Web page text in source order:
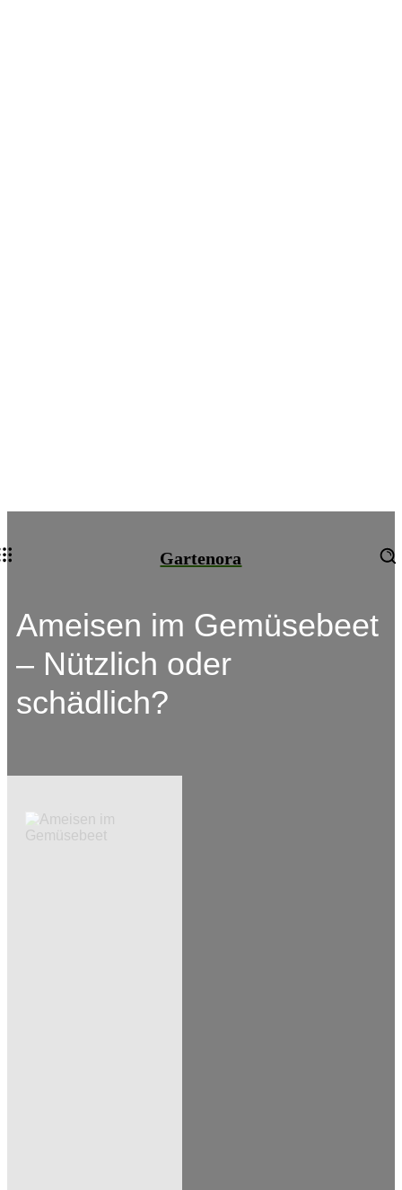
Gartenora
Ameisen im Gemüsebeet
– Nützlich oder
schädlich?